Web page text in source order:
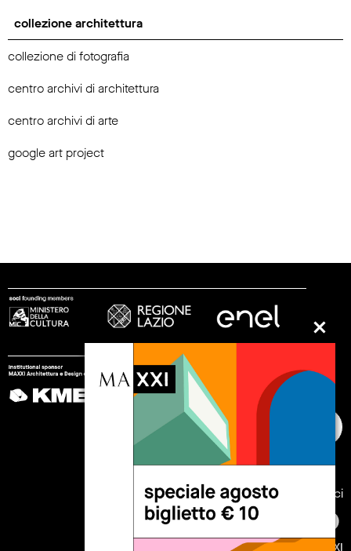
collezione architettura
collezione di fotografia
centro archivi di architettura
centro archivi di arte
google art project
seguici
© 2002 - 2026 Fondazione MAXXI